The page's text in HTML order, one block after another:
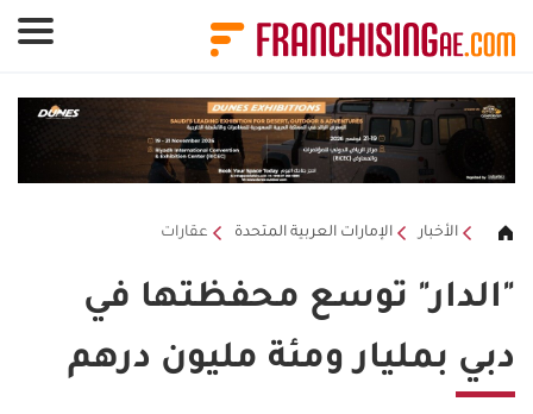
الأخبار الإمارات العربية المتحدة عقارات
"الدار" توسع محفظتها في
دبي بمليار ومئة مليون درهم
لوحة إدارة ملفات تعريف الارتباط